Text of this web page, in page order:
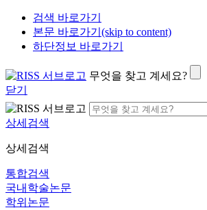
검색 바로가기
본문 바로가기(skip to content)
하단정보 바로가기
무엇을 찾고 계세요?
닫기
상세검색
상세검색
통합검색
국내학술논문
학위논문